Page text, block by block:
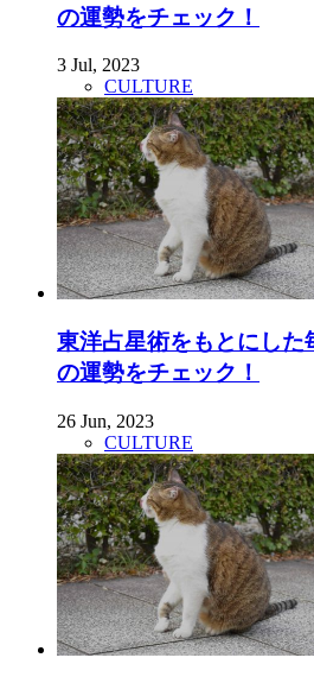
の運勢をチェック！
3 Jul, 2023
CULTURE
東洋占星術をもとにした
の運勢をチェック！
26 Jun, 2023
CULTURE